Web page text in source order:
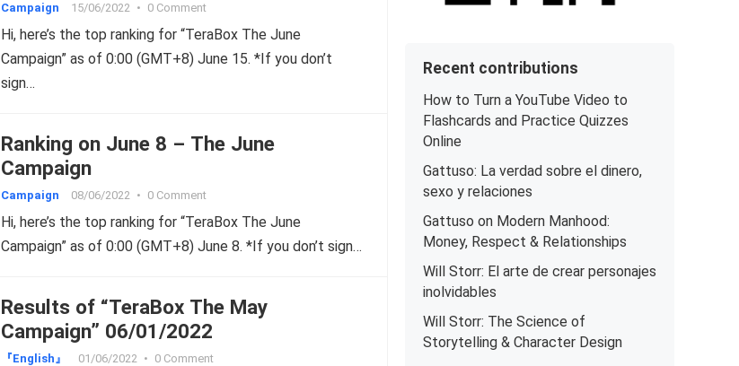
Campaign 15/06/2022 • 0 Comment
Hi, here’s the top ranking for “TeraBox The June
Campaign” as of 0:00 (GMT+8) June 15. *If you don’t
sign…
Ranking on June 8 – The June
Campaign
Campaign 08/06/2022 • 0 Comment
Hi, here’s the top ranking for “TeraBox The June
Campaign” as of 0:00 (GMT+8) June 8. *If you don’t sign…
Results of “TeraBox The May
Campaign” 06/01/2022
『English』 01/06/2022 • 0 Comment
Recent contributions
How to Turn a YouTube Video to
Flashcards and Practice Quizzes
Online
Gattuso: La verdad sobre el dinero,
sexo y relaciones
Gattuso on Modern Manhood:
Money, Respect & Relationships
Will Storr: El arte de crear personajes
inolvidables
Will Storr: The Science of
Storytelling & Character Design